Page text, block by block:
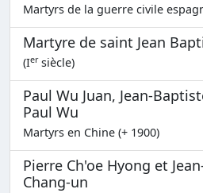
Martyrs de la guerre civile
Martyre de saint Jean
(Iersiècle)
Paul Wu Juan, Jean-
Paul Wu
Martyrs en Chine (+ 1900)
Pierre Ch'oe Hyong et
Chang-un